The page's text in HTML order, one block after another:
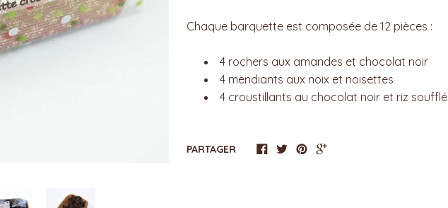
Chaque barquette est composée de 12 pièces :
4 rochers aux amandes et chocolat noir
4 mendiants aux noix et noisettes
4 croustillants au chocolat noir et riz soufflé
PARTAGER